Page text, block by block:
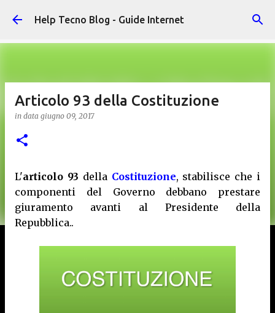
Passa ai contenuti principali
Help Tecno Blog - Guide Internet
Articolo 93 della Costituzione
in data giugno 09, 2017
L'articolo 93 della Costituzione, stabilisce che i
componenti del Governo debbano prestare
giuramento avanti al Presidente della
Repubblica..